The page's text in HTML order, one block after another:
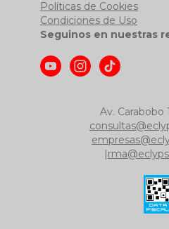
Políticas de Cookies
Condiciones de Uso
Seguinos en nuestras
Av. Carabobo